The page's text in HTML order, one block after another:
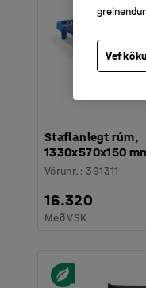
Staflanlegt rúm,
1330x570x150
Vörunr. :391311
16.320
Með VSK